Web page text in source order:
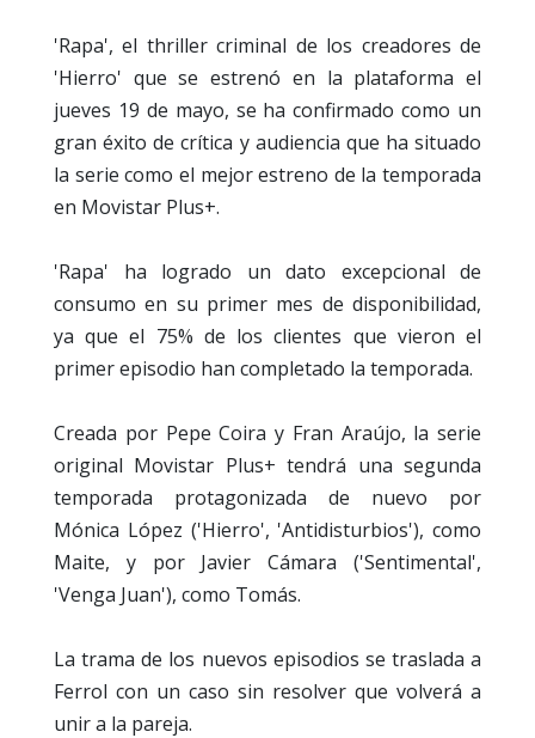
'Rapa', el thriller criminal de los creadores de
'Hierro' que se estrenó en la plataforma el
jueves 19 de mayo, se ha confirmado como un
gran éxito de crítica y audiencia que ha situado
la serie como el mejor estreno de la temporada
en Movistar Plus+.
'Rapa' ha logrado un dato excepcional de
consumo en su primer mes de disponibilidad,
ya que el 75% de los clientes que vieron el
primer episodio han completado la temporada.
Creada por Pepe Coira y Fran Araújo, la serie
original Movistar Plus+ tendrá una segunda
temporada protagonizada de nuevo por
Mónica López ('Hierro', 'Antidisturbios'), como
Maite, y por Javier Cámara ('Sentimental',
'Venga Juan'), como Tomás.
La trama de los nuevos episodios se traslada a
Ferrol con un caso sin resolver que volverá a
unir a la pareja.